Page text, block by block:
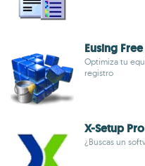
Eusing
Optimiza tu
registro
X-Setup Pro
¿Buscas un